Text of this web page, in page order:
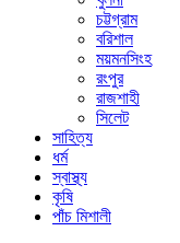
চট্টগ্রাম
বরিশাল
ময়মনসিংহ
রংপুর
রাজশাহী
সিলেট
সাহিত্য
ধর্ম
স্বাস্থ্য
কৃষি
পাঁচ মিশালী